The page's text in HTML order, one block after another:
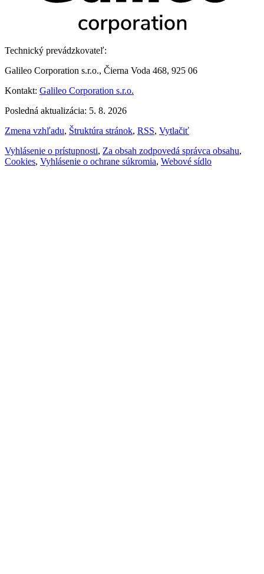
Technický prevádzkovateľ:
Galileo Corporation s.r.o., Čierna Voda 468, 925 06
Kontakt: Galileo Corporation s.r.o.
Posledná aktualizácia: 5. 8. 2026
Zmena vzhľadu, Štruktúra stránok, RSS, Vytlačiť
Vyhlásenie o prístupnosti, Za obsah zodpovedá správca obsahu,
Cookies, Vyhlásenie o ochrane súkromia, Webové sídlo